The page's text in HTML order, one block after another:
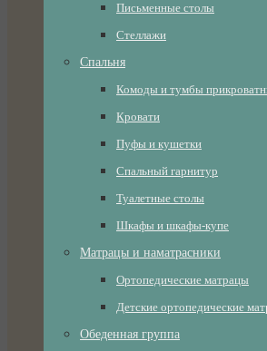
Письменные столы
Стеллажи
Спальня
Комоды и тумбы
Кровати
Пуфы и кушетки
Спальный гарнитур
Туалетные столы
Шкафы и шкафы-купе
Матрацы и наматрасники
Ортопедические матрацы
Детские ортопедические
Обеденная группа